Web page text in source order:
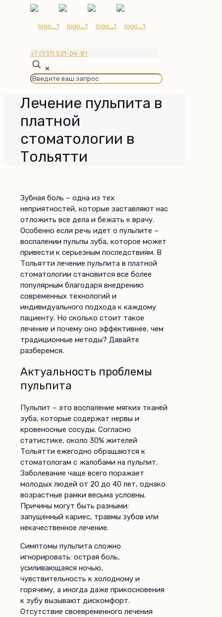
+7 (931) 521-04-81
✕
Лечение пульпита в
платной
стоматологии в
Тольятти
Зубная боль – одна из тех
неприятностей, которые заставляют нас
отложить все дела и бежать к врачу.
Особенно если речь идет о пульпите –
воспалении пульпы зуба, которое может
привести к серьезным последствиям. В
Тольятти лечение пульпита в платной
стоматологии становится все более
популярным благодаря внедрению
современных технологий и
индивидуального подхода к каждому
пациенту. Но сколько стоит такое
лечение и почему оно эффективнее, чем
традиционные методы? Давайте
разберемся.
Актуальность проблемы
пульпита
Пульпит – это воспаление мягких тканей
зуба, которые содержат нервы и
кровеносные сосуды. Согласно
статистике, около 30% жителей
Тольятти ежегодно обращаются к
стоматологам с жалобами на пульпит.
Заболевание чаще всего поражает
молодых людей от 20 до 40 лет, однако
возрастные рамки весьма условны.
Причины могут быть разными:
запущенный кариес, травмы зубов или
некачественное лечение.
Симптомы пульпита сложно
игнорировать: острая боль,
усиливающаяся ночью,
чувствительность к холодному и
горячему, а иногда даже прикосновения
к зубу вызывают дискомфорт.
Отсутствие своевременного лечения